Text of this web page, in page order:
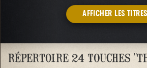
AFFICHER LES TITRES
RÉPERTOIRE 24 TOUCHES